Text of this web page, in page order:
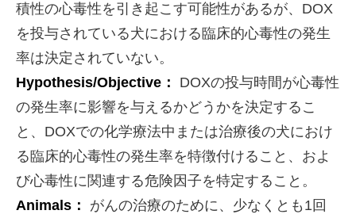
積性の心毒性を引き起こす可能性があるが、DOX
を投与されている犬における臨床的心毒性の発生
率は決定されていない。
Hypothesis/Objective：
DOXの投与時間が心毒性
の発生率に影響を与えるかどうかを決定するこ
と、DOXでの化学療法中または治療後の犬におけ
る臨床的心毒性の発生率を特徴付けること、およ
び心毒性に関連する危険因子を特定すること。
Animals：
がんの治療のために、少なくとも1回